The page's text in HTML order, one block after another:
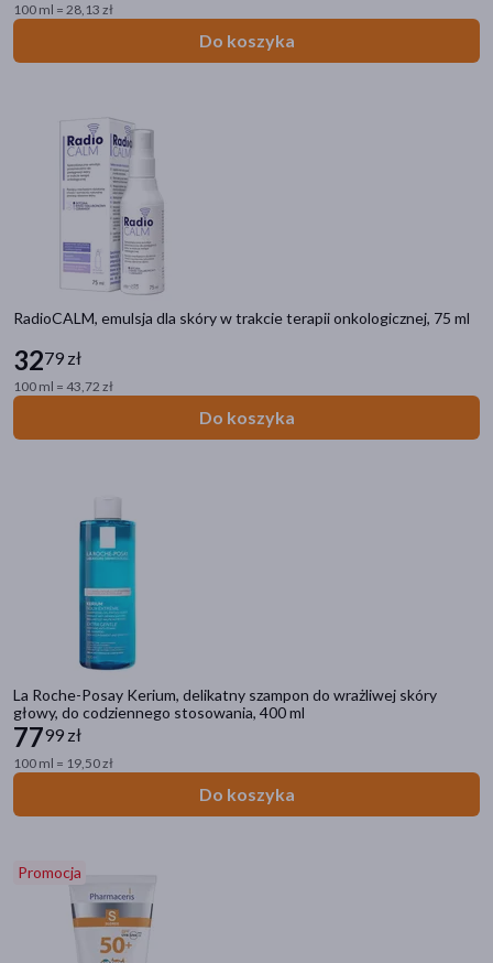
100 ml = 28,13 zł
Do koszyka
RadioCALM, emulsja dla skóry w trakcie terapii onkologicznej, 75 ml
3279 zł
100 ml = 43,72 zł
Do koszyka
La Roche-Posay Kerium, delikatny szampon do wrażliwej skóry
głowy, do codziennego stosowania, 400 ml
7799 zł
100 ml = 19,50 zł
Do koszyka
Promocja
Rodzaj skóry
sucha(437)
dowolna
atopowa
(208)
pokaż więcej
Działanie/właściwości
łagodzące(559)
nawilżające
regenerujące(292)
pokaż więcej
Filtry przeciwsłoneczne
SPF 50+(20)
SPF 30(12)
SPF 50(7)
SPF(16)
Linia produktowa
Bioderma Atoderm(16)
La Roche-Posay Lipikar
Pharmaceris N
Vichy Dercos